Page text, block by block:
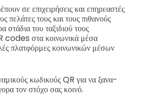
σε επιχειρήσεις και επηρεαστές
πελάτες τους και τους πιθανούς
στάδια του ταξιδιού τους
codes στα κοινωνικά μέσα
πλατφόρμες κοινωνικών μέσων
κωδικούς QR για να ξανα-
τον στόχο σας κοινό.